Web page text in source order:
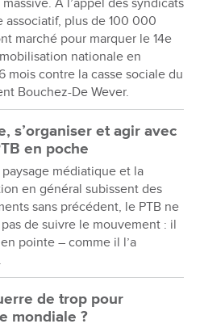
associatif, plus de 100 000
marché pour marquer le 14e
nationale en
mois contre la casse sociale du
Bouchez-De Wever.
s’organiser et agir avec
en poche
médiatique et la
en général subissent des
sans précédent, le PTB ne
de suivre le mouvement : il
pointe – comme il l’a
de trop pour
mondiale ?